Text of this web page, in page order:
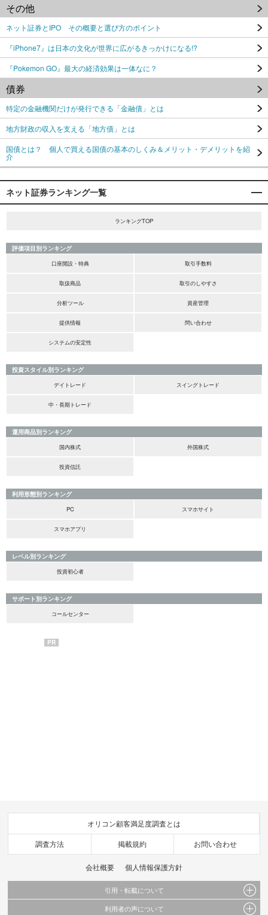
その他
ネット証券とIPO その概要と選び方のポイント
『iPhone7』は日本の文化が世界に広がるきっかけになる!?
『Pokemon GO』最大の経済効果は一体なに？
債券
特定の金融機関だけが発行できる「金融債」とは
地方財政の収入を支える「地方債」とは
国債とは？ 個人で買える国債の基本のしくみ＆メリット・デメリットを紹
介
ネット証券ランキング一覧
ランキングTOP
評価項目別ランキング
口座開設・特典
取引手数料
取扱商品 取引のしやすさ
分析ツール 資産管理
提供情報 問い合わせ
システムの安定性
投資スタイル別ランキング
デイトレード
スイングトレード
中・長期トレード
運用商品別ランキング
国内株式
外国株式
投資信託
利用形態別ランキング
PC
スマホサイト
スマホアプリ
レベル別ランキング
投資初心者
サポート別ランキング
コールセンター
PR
オリコン顧客満足度調査とは
調査方法 掲載規約 お問い合わせ
会社概要 個人情報保護方針
引用・転載について
当サイトで公開されている情報（文字、写真、イラスト、画像データ等）及びこれらの配
利用者の声について